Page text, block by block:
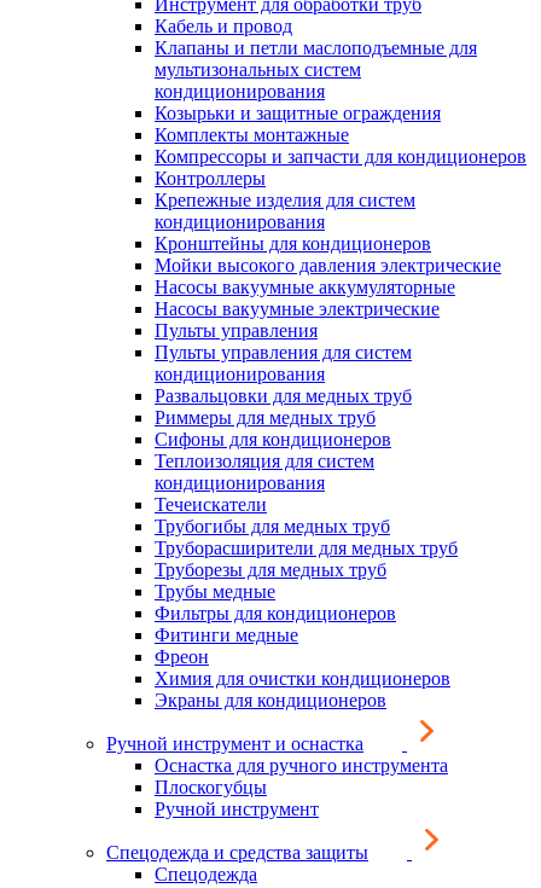
Инструмент для обработки труб
Кабель и провод
Клапаны и петли маслоподъемные для
мультизональных систем
кондиционирования
Козырьки и защитные ограждения
Комплекты монтажные
Компрессоры и запчасти для кондиционеров
Контроллеры
Крепежные изделия для систем
кондиционирования
Кронштейны для кондиционеров
Мойки высокого давления электрические
Насосы вакуумные аккумуляторные
Насосы вакуумные электрические
Пульты управления
Пульты управления для систем
кондиционирования
Развальцовки для медных труб
Риммеры для медных труб
Сифоны для кондиционеров
Теплоизоляция для систем
кондиционирования
Течеискатели
Трубогибы для медных труб
Труборасширители для медных труб
Труборезы для медных труб
Трубы медные
Фильтры для кондиционеров
Фитинги медные
Фреон
Химия для очистки кондиционеров
Экраны для кондиционеров
Ручной инструмент и оснастка
Оснастка для ручного инструмента
Плоскогубцы
Ручной инструмент
Спецодежда и средства защиты
Спецодежда